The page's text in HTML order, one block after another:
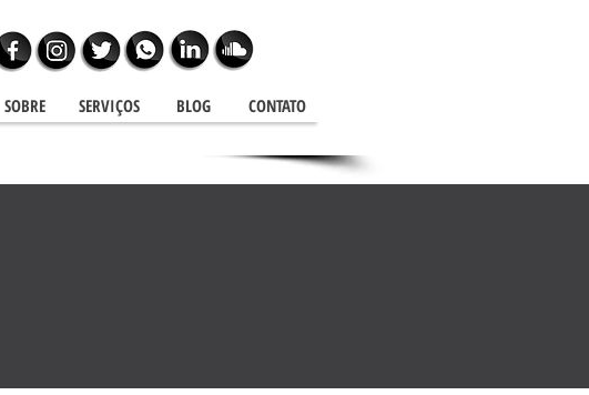
SOBRE SERVIÇOS BLOG CONTATO